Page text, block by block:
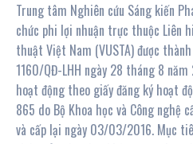
Trung tâm Nghiên cứu Sáng kiến
chức phi lợi nhuận trực thuộc Liên
thuật Việt Nam (VUSTA) được
1160/QĐ-LHH ngày 28 tháng 8
hoạt động theo giấy đăng ký hoạt
865 do Bộ Khoa học và Công nghệ
và cấp lại ngày 03/03/2016. Mục